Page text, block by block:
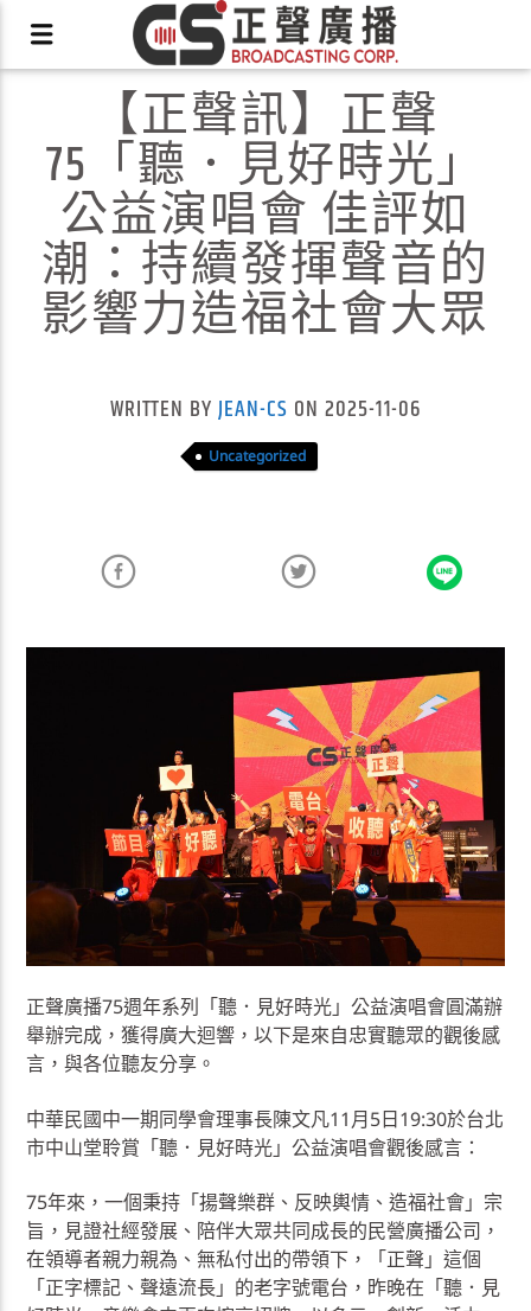
X
【正聲訊】正聲
75「聽．見好時光」
公益演唱會 佳評如
潮：持續發揮聲音的
影響力造福社會大眾
WRITTEN BYJEAN-CS ON 2025-11-06
Uncategorized
正聲廣播75週年系列「聽．見好時光」公益演唱會圓滿辦
舉辦完成，獲得廣大迴響，以下是來自忠實聽眾的觀後感
言，與各位聽友分享。
中華民國中一期同學會理事長陳文凡11月5日19:30於台北
市中山堂聆賞「聽．見好時光」公益演唱會觀後感言：
75年來，一個秉持「揚聲樂群、反映輿情、造福社會」宗
旨，見證社經發展、陪伴大眾共同成長的民營廣播公司，
在領導者親力親為、無私付出的帶領下，「正聲」這個
「正字標記、聲遠流長」的老字號電台，昨晚在「聽．見